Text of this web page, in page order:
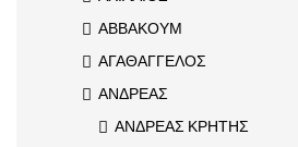
ΑΒΒΑΚΟΥΜ
ΑΓΑΘΑΓΓΕΛΟΣ
ΑΝΔΡΕΑΣ
ΑΝΔΡΕΑΣ ΚΡΗΤΗΣ